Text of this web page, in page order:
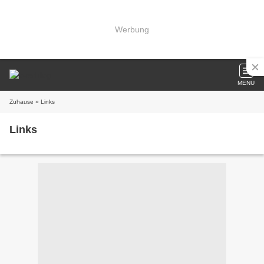
Werbung
MENU
Zuhause » Links
Links